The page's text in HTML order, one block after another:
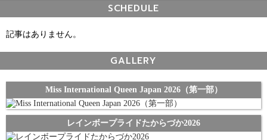
SCHEDULE
記事はありません。
GALLERY
Miss International Queen Japan 2026（第一部）
レインボープライドたからづか2026